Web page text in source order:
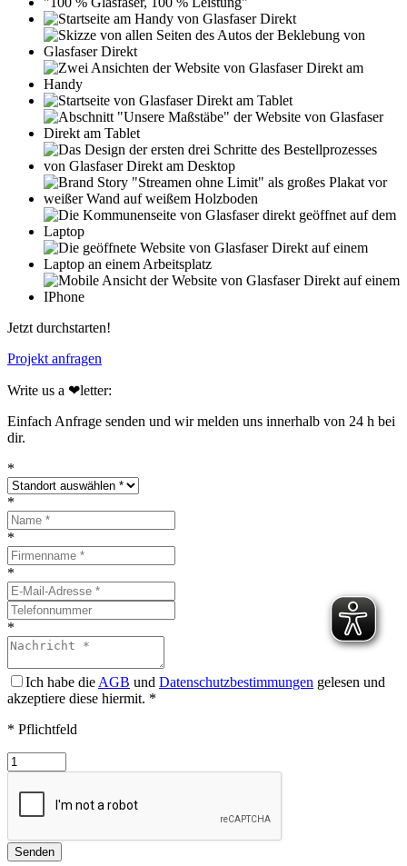
Jetzt durchstarten!
Projekt anfragen
Write us a ❤︎letter:
Einfach Anfrage senden und wir melden uns innerhalb von 24 h bei
dir.
*
*
*
*
*
Ich habe dieAGB und Datenschutzbestimmungen gelesen und
akzeptiere diese hiermit. *
* Pflichtfeld
Senden